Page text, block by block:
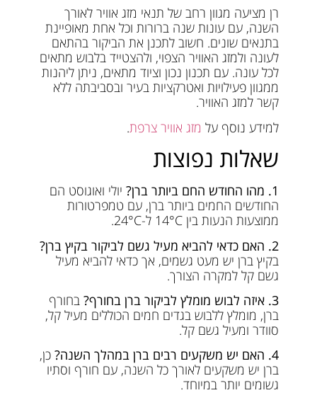
רן מציעה מגוון רחב של תנאי מזג אוויר לאורך
השנה, עם עונות שנה ברורות וכל אחת מאופיינת
בתנאים שונים. חשוב לתכנן את הביקור בהתאם
לעונה ולמזג האוויר הצפוי, ולהצטייד בלבוש מתאים
לכל עונה. עם תכנון נכון וציוד מתאים, ניתן ליהנות
ממגוון פעילויות ואטרקציות בעיר ובסביבתה ללא
קשר למזג האוויר.
למידע נוסף על מזג אוויר צרפת.
שאלות נפוצות
1. מהו החודש החם ביותר ברן?
יולי ואוגוסט הם
החודשים החמים ביותר ברן, עם טמפרטורות
ממוצעות הנעות בין 14°C ל-24°C.
2. האם כדאי להביא מעיל גשם לביקור בקיץ ברן?
בקיץ ברן יש מעט גשמים, אך כדאי להביא מעיל
גשם קל למקרה הצורך.
3. איזה לבוש מומלץ לביקור ברן בחורף?
בחורף
ברן, מומלץ ללבוש בגדים חמים הכוללים מעיל קל,
סוודר ומעיל גשם קל.
4. האם יש משקעים רבים ברן במהלך השנה?
כן,
ברן יש משקעים לאורך כל השנה, עם חורף וסתיו
גשומים יותר במיוחד.